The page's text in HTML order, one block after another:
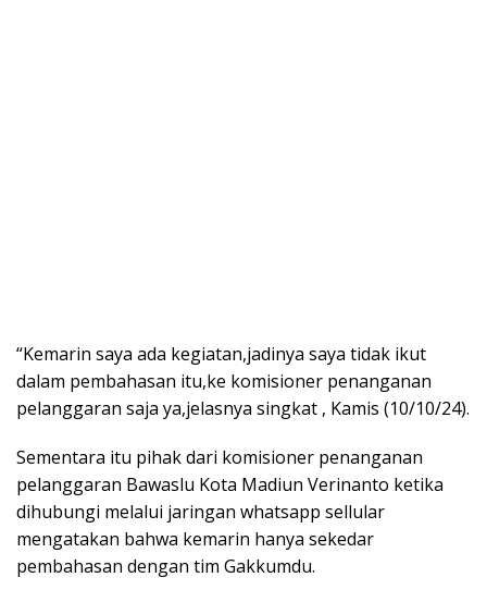
“Kemarin saya ada kegiatan,jadinya saya tidak ikut
dalam pembahasan itu,ke komisioner penanganan
pelanggaran saja ya,jelasnya singkat , Kamis (10/10/24).
Sementara itu pihak dari komisioner penanganan
pelanggaran Bawaslu Kota Madiun Verinanto ketika
dihubungi melalui jaringan whatsapp sellular
mengatakan bahwa kemarin hanya sekedar
pembahasan dengan tim Gakkumdu.